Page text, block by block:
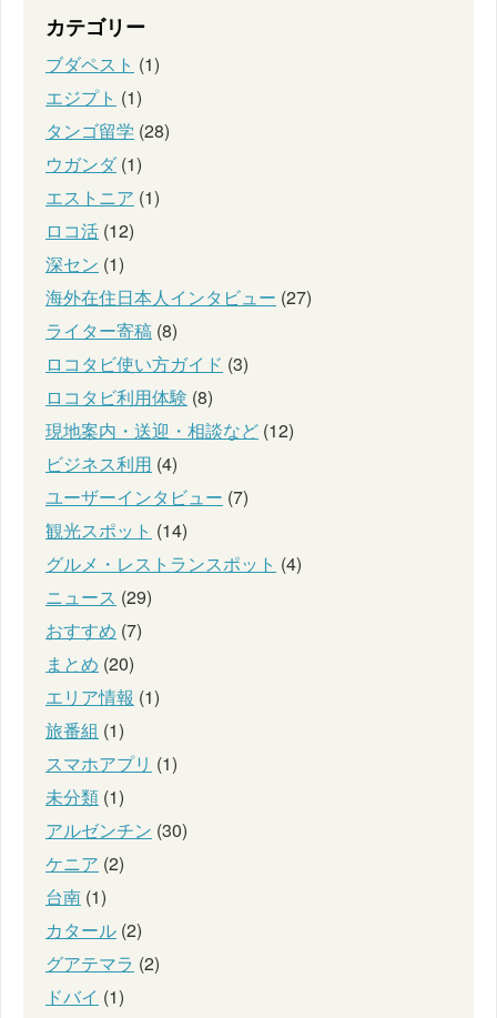
カテゴリー
ブダペスト (1)
エジプト (1)
タンゴ留学 (28)
ウガンダ(1)
エストニア (1)
ロコ活 (12)
深セン (1)
海外在住日本人インタビュー (27)
ライター寄稿 (8)
ロコタビ使い方ガイド (3)
ロコタビ利用体験 (8)
現地案内・送迎・相談など (12)
ビジネス利用 (4)
ユーザーインタビュー (7)
観光スポット (14)
グルメ・レストランスポット (4)
ニュース (29)
おすすめ (7)
まとめ (20)
エリア情報 (1)
旅番組 (1)
スマホアプリ (1)
未分類 (1)
アルゼンチン (30)
ケニア (2)
台南 (1)
カタール (2)
グアテマラ (2)
ドバイ (1)